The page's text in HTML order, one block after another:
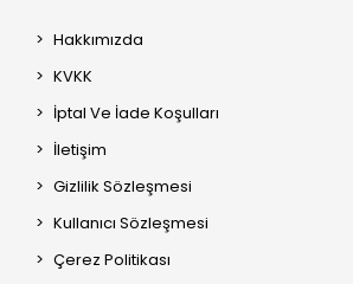
Roborock Q5 Pro+
Roborock Q5+
Roborock Q5
Roborock G10
Hakkımızda
KVKK
İptal Ve İade Koşulları
İletişim
Gizlilik Sözleşmesi
Kullanıcı Sözleşmesi
Çerez Politikası